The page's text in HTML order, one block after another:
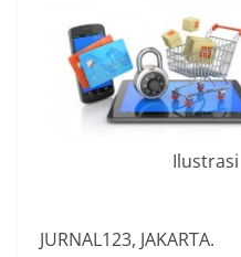
Ilustrasi
JURNAL123, JAKARTA.